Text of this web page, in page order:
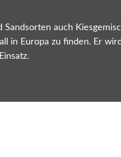
auch
in Europa zu finden. Er